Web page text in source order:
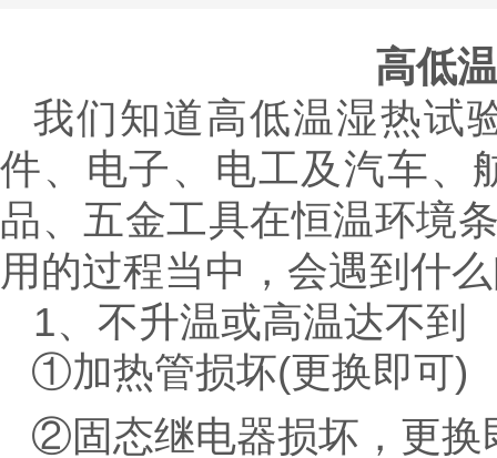
高低
我们知道高低温湿热试
件、电子、电工及汽车、
品、五金工具在恒温环境
用的过程当中，会遇到什
1、不升温或高温达不到
①加热管损坏(更换即可)
②固态继电器损坏，更换